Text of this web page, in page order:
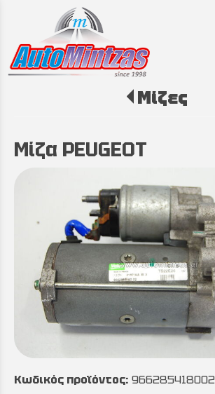
Μίζες
Μίζα PEUGEOT
Κωδικός προϊόντος: 966285418002